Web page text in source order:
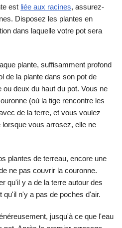
est liée aux racines, assurez-
Disposez les plantes en
dans laquelle votre pot sera
plante, suffisamment profond
de la plante dans son pot de
ou deux du haut du pot. Vous ne
(où la tige rencontre les
de la terre, et vous voulez
vous arrosez, elle ne
plantes de terreau, encore une
ne pas couvrir la couronne.
qu'il y a de la terre autour des
qu'il n'y a pas de poches d'air.
jusqu'à ce que l'eau